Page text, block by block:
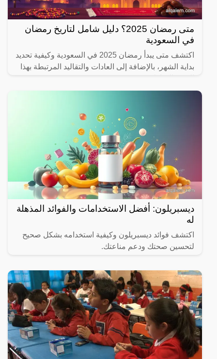
متى رمضان 2025؟ دليل شامل لتاريخ رمضان
في السعودية
اكتشف متى يبدأ رمضان 2025 في السعودية وكيفية تحديد
بداية الشهر، بالإضافة إلى العادات والتقاليد المرتبطة بهذا
ديسبريلون: أفضل الاستخدامات والفوائد المذهلة
له
اكتشف فوائد ديسبريلون وكيفية استخدامه بشكل صحيح
لتحسين صحتك ودعم مناعتك.